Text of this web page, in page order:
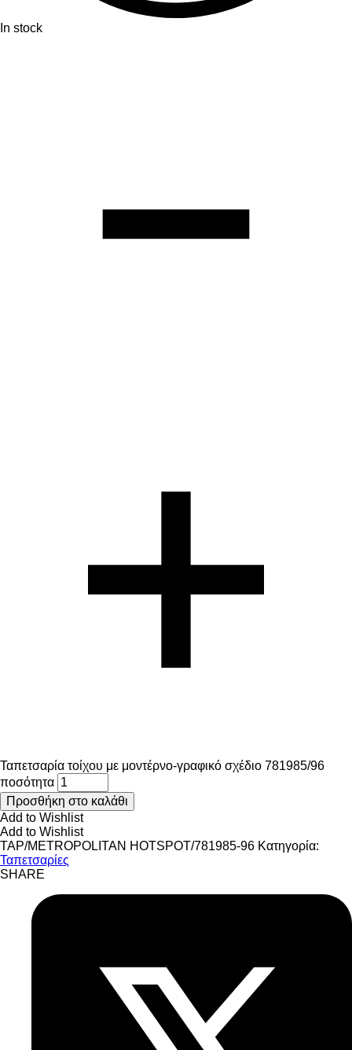
In stock
Ταπετσαρία τοίχου με μοντέρνο-γραφικό σχέδιο 781985/96
ποσότητα
Προσθήκη στο καλάθι
Add to Wishlist
Add to Wishlist
TAP/METROPOLITAN HOTSPOT/781985-96 Κατηγορία:
Ταπετσαρίες
SHARE